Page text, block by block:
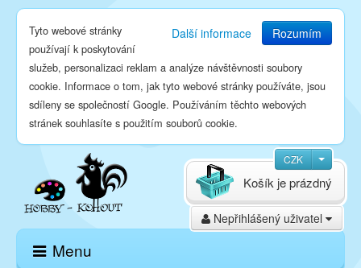
Další informace Rozumím
Tyto webové stránky
používají k poskytování
služeb, personalizaci reklam a analýze návštěvnosti soubory
cookie. Informace o tom, jak tyto webové stránky používáte, jsou
sdíleny se společností Google. Používáním těchto webových
stránek souhlasíte s použitím souborů cookie.
CZK
Nepřihlášený uživatel
Košík je prázdný
Menu